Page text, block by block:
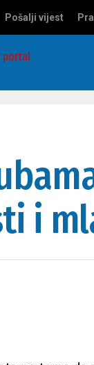
Pošalji vijest
i